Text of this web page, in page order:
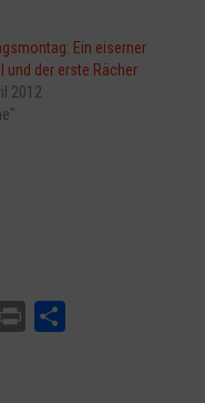
Ein eiserner
und der erste Rächer
2012
Print